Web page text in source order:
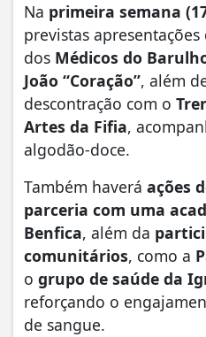
Na primeira semana
previstas apresentações
dos Médicos do
João “Coração”, além
descontração com o
Artes da Fifia,
algodão-doce.
Também haverá ações
parceria com uma
Benfica, além da
comunitários, como a
o grupo de saúde da
reforçando o
de sangue.